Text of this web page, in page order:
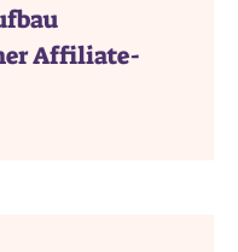
Affiliate-